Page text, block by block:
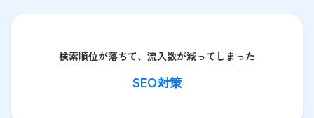
検索順位が落ちて、流入数が減ってしまった
SEO対策